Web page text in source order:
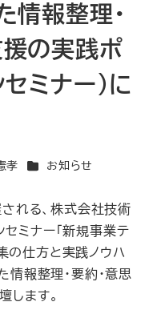
情報整理・
援の実践ポ
セミナー)に
孝 カテゴリー
お知らせ
る、株式会社技術
ミナー「新規事業テ
の仕方と実践ノウハ
情報整理・要約・意思
します。